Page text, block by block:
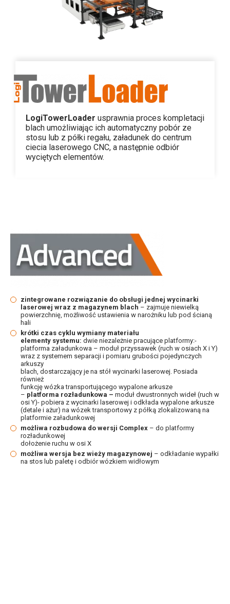
LogiTowerLoader usprawnia proces kompletacji
blach umożliwiając ich automatyczny pobór ze
stosu lub z półki regału, załadunek do centrum
ciecia laserowego CNC, a następnie odbiór
wyciętych elementów.
zintegrowane rozwiązanie do obsługi jednej wycinarki
laserowej wraz z magazynem blach – zajmuje niewielką
powierzchnię, możliwość ustawienia w narożniku lub pod ścianą
hali
krótki czas cyklu wymiany materiału
elementy systemu: dwie niezależnie pracujące platformy:-
platforma załadunkowa – moduł przyssawek (ruch w osiach X i Y)
wraz z systemem separacji i pomiaru grubości pojedynczych
arkuszy
blach, dostarczający je na stół wycinarki laserowej. Posiada
również
funkcję wózka transportującego wypalone arkusze
– platforma rozładunkowa – moduł dwustronnych wideł (ruch w
osi Y)- pobiera z wycinarki laserowej i odkłada wypalone arkusze
(detale i ażur) na wózek transportowy z półką zlokalizowaną na
platformie załadunkowej
możliwa rozbudowa do wersji Complex – do platformy
rozładunkowej
dołożenie ruchu w osi X
możliwa wersja bez wieży magazynowej – odkładanie wypałki
na stos lub paletę i odbiór wózkiem widłowym